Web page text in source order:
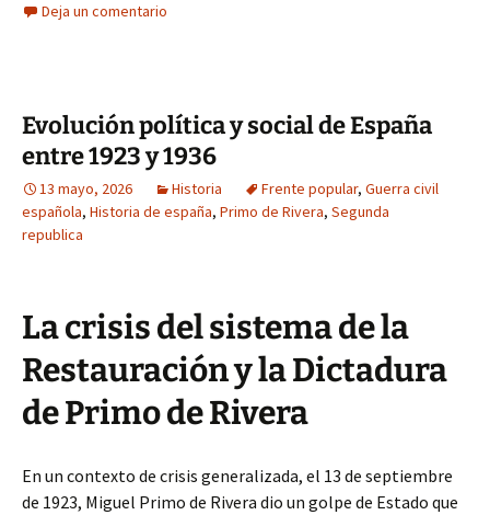
Deja un comentario
Evolución política y social de España
entre 1923 y 1936
13 mayo, 2026 Historia Frente popular, Guerra civil
española, Historia de españa, Primo de Rivera, Segunda
republica
La crisis del sistema de la
Restauración y la Dictadura
de Primo de Rivera
En un contexto de crisis generalizada, el 13 de septiembre
de 1923, Miguel Primo de Rivera dio un golpe de Estado que